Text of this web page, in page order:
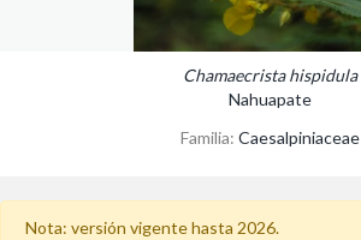
Chamaecrista hispidula
Nahuapate
Familia: Caesalpiniaceae
Nota: versión vigente hasta 2026.